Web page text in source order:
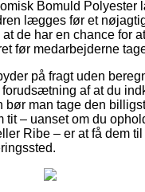
Bomuld Polyester
lægges før et
de har en chance for
før medarbejderne
på fragt uden
af at du
bør man tage den
tit – uanset om du
Ribe – er at få dem